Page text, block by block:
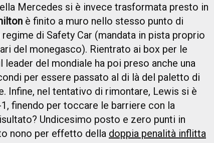
Mercedes si è invece trasformata presto in
è finito a muro nello stesso punto di
di Safety Car (mandata in pista proprio
del monegasco). Rientrato ai box per le
del mondiale ha poi preso anche una
per essere passato al di là del paletto di
Infine, nel tentativo di rimontare, Lewis si è
finendo per toccare le barriere con la
Undicesimo posto e zero punti in
nono per effetto della doppia penalità inflitta